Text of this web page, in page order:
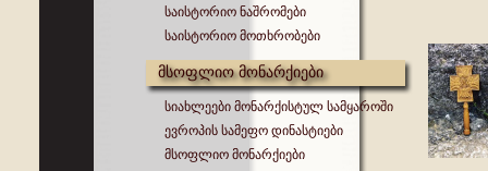
საისტორიო ნაშრომები
საისტორიო მოთხრობები
მსოფლიო მონარქიები
სიახლეები მონარქისტულ სამყაროში
ევროპის სამეფო დინასტიები
მსოფლიო მონარქიები